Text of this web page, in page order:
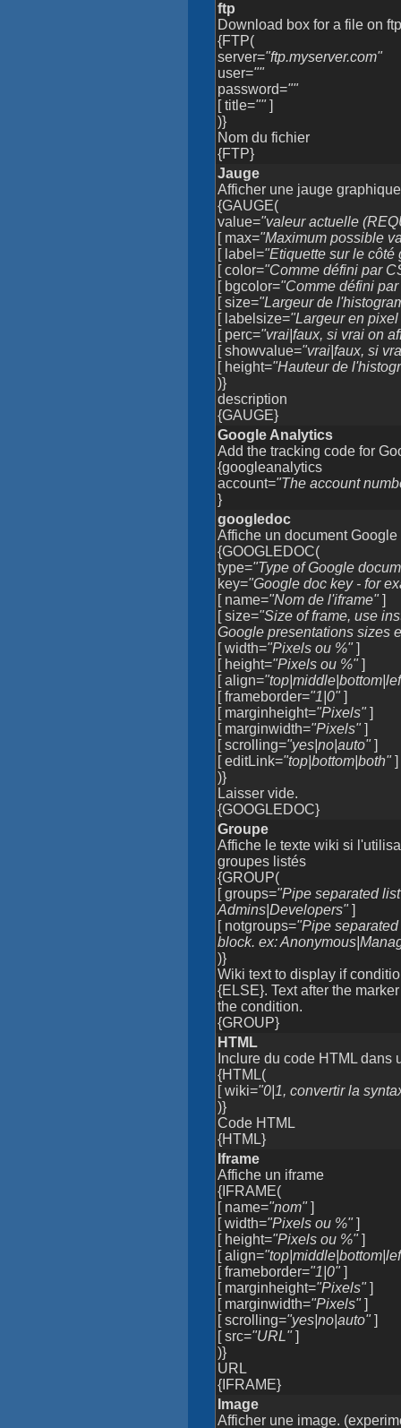
ftp
Download box for a file on
{FTP(
server="ftp.myserver.com"
user=""
password=""
[ title=""]
)}
Nom du fichier
{FTP}
Jauge
Afficher une jauge graphique
{GAUGE(
value="valeur actuelle
[ max="Maximum possible
[ label="Etiquette sur le
[ color="Comme défini par
[ bgcolor="Comme défini
[ size="Largeur de
[ labelsize="Largeur en
[ perc="vrai|faux, si vrai on
[ showvalue="vrai|faux, si
[ height="Hauteur de
)}
description
{GAUGE}
Google Analytics
Add the tracking code for
{googleanalytics
account="The account
}
googledoc
Affiche un document Google
{GOOGLEDOC(
type="Type of Google
key="Google doc key - for
[ name="Nom de l'iframe"]
[ size="Size of frame, use
Google presentations sizes
[ width="Pixels ou %"]
[ height="Pixels ou %"]
[ align=
[ frameborder="1|0"]
[ marginheight="Pixels"]
[ marginwidth="Pixels"]
[ scrolling="yes|no|auto"]
[ editLink="top|bottom|both"]
)}
Laisser vide.
{GOOGLEDOC}
Groupe
Affiche le texte wiki si
groupes listés
{GROUP(
[ groups="Pipe separated
Admins|Developers"]
[ notgroups="Pipe
block. ex:
)}
Wiki text to display if
{ELSE}. Text after the
the condition.
{GROUP}
HTML
Inclure du code HTML dans
{HTML(
[ wiki="0|1, convertir la
)}
Code HTML
{HTML}
Iframe
Affiche un iframe
{IFRAME(
[ name="nom"]
[ width="Pixels ou %"]
[ height="Pixels ou %"]
[ align=
[ frameborder="1|0"]
[ marginheight="Pixels"]
[ marginwidth="Pixels"]
[ scrolling="yes|no|auto"]
[ src="URL"]
)}
URL
{IFRAME}
Image
Afficher une image.